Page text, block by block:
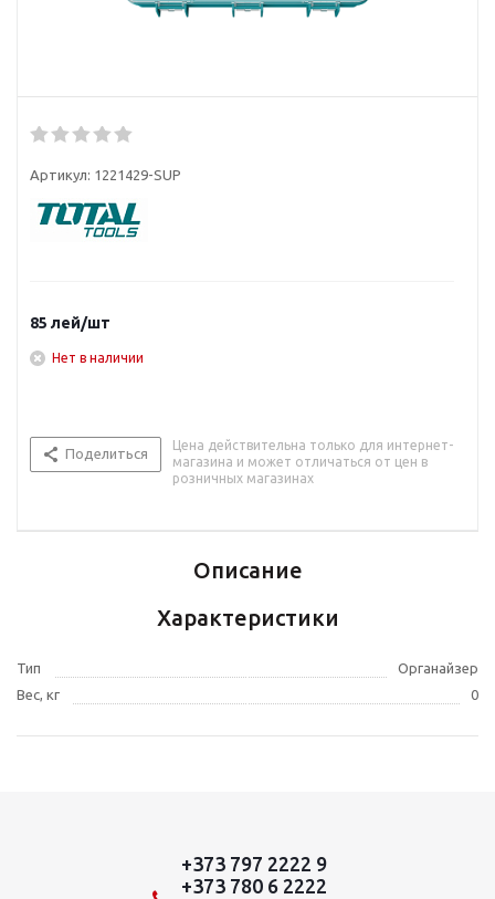
Артикул: 1221429-SUP
85 лей/шт
Нет в наличии
Поделиться
Цена действительна только для интернет-
магазина и может отличаться от цен в
розничных магазинах
Описание
Характеристики
Тип
Органайзер
Вес, кг
0
+373 797 2222 9
+373 780 6 2222